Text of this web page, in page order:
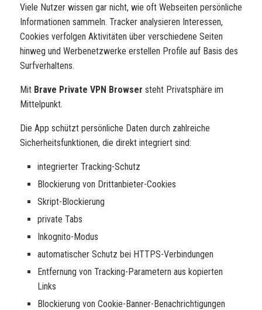
Viele Nutzer wissen gar nicht, wie oft Webseiten persönliche
Informationen sammeln. Tracker analysieren Interessen,
Cookies verfolgen Aktivitäten über verschiedene Seiten
hinweg und Werbenetzwerke erstellen Profile auf Basis des
Surfverhaltens.
Mit Brave Private VPN Browser steht Privatsphäre im
Mittelpunkt.
Die App schützt persönliche Daten durch zahlreiche
Sicherheitsfunktionen, die direkt integriert sind:
integrierter Tracking-Schutz
Blockierung von Drittanbieter-Cookies
Skript-Blockierung
private Tabs
Inkognito-Modus
automatischer Schutz bei HTTPS-Verbindungen
Entfernung von Tracking-Parametern aus kopierten
Links
Blockierung von Cookie-Banner-Benachrichtigungen